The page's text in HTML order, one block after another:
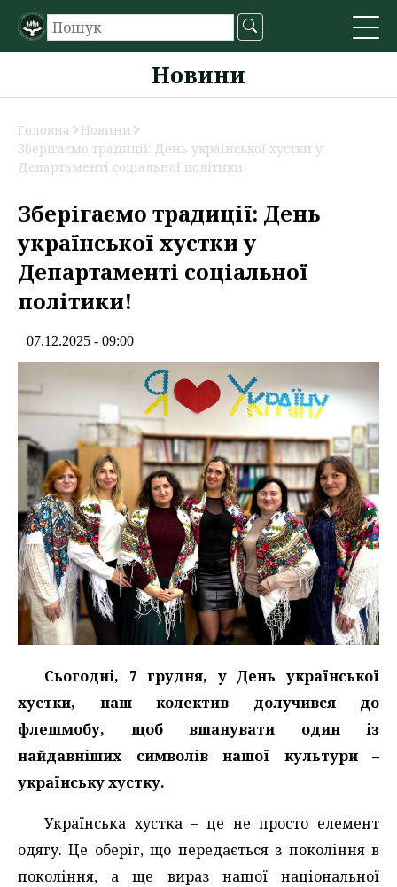
Новини
Головна
Новини
Зберігаємо традиції: День української хустки у
Департаменті соціальної політики!
Зберігаємо традиції: День
української хустки у
Департаменті соціальної
політики!
07.12.2025 - 09:00
Сьогодні, 7 грудня, у День української
хустки, наш колектив долучився до
флешмобу, щоб вшанувати один із
найдавніших символів нашої культури –
українську хустку.
Українська хустка – це не просто елемент
одягу. Це оберіг, що передається з покоління в
покоління, а ще вираз нашої національної